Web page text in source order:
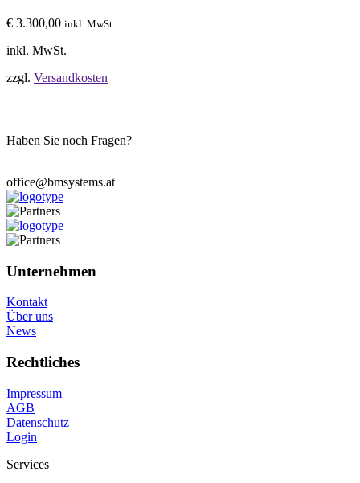
€ 3.300,00 inkl. MwSt.
inkl. MwSt.
zzgl. Versandkosten
Haben Sie noch Fragen?
office@bmsystems.at
Unternehmen
Kontakt
Über uns
News
Rechtliches
Impressum
AGB
Datenschutz
Login
Services